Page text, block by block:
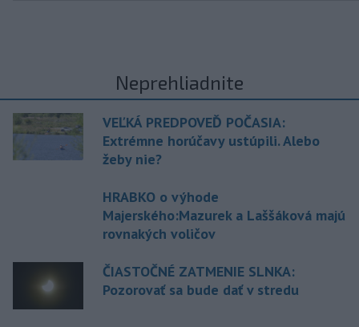
Neprehliadnite
VEĽKÁ PREDPOVEĎ POČASIA:
Extrémne horúčavy ustúpili. Alebo
žeby nie?
HRABKO o výhode
Majerského:Mazurek a Laššáková majú
rovnakých voličov
ČIASTOČNÉ ZATMENIE SLNKA:
Pozorovať sa bude dať v stredu